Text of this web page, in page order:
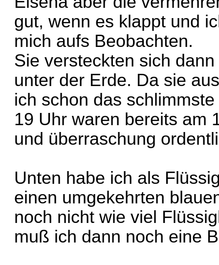
gut, wenn es klappt und
mich aufs Beobachten.
Sie versteckten sich
unter der Erde. Da sie
ich schon das
19 Uhr waren bereits am
und überraschung
Unten habe ich als
einen umgekehrten
noch nicht wie viel
muß ich dann noch eine